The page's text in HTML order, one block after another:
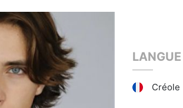
LANGUE
Créole